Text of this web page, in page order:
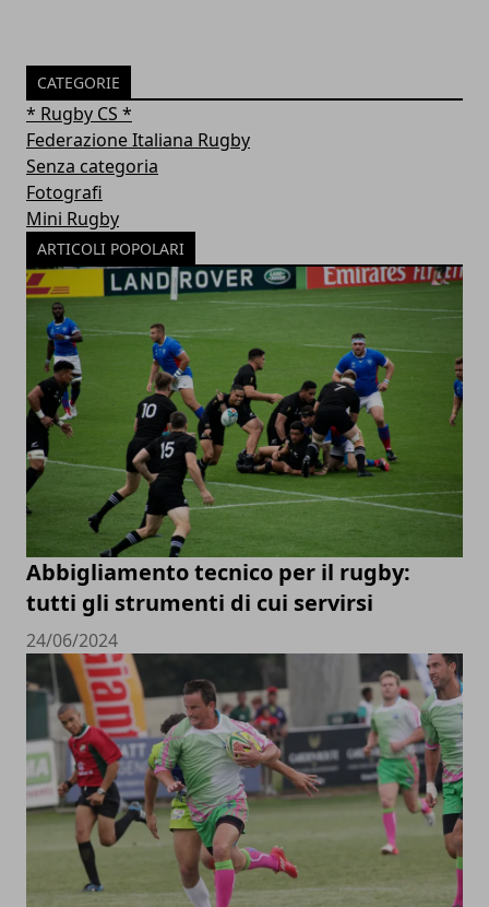
CATEGORIE
* Rugby CS *
Federazione Italiana Rugby
Senza categoria
Fotografi
Mini Rugby
ARTICOLI POPOLARI
Abbigliamento tecnico per il rugby:
tutti gli strumenti di cui servirsi
24/06/2024